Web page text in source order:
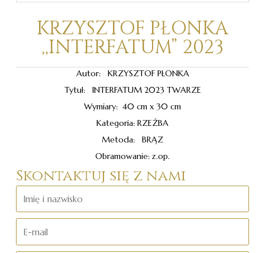
KRZYSZTOF PŁONKA
,,INTERFATUM” 2023
Autor: KRZYSZTOF PŁONKA
Tytuł: INTERFATUM 2023 TWARZE
Wymiary: 40 cm x 30 cm
Kategoria: RZEŹBA
Metoda: BRĄZ
Obramowanie: z.op.
Skontaktuj się z nami
i
mail